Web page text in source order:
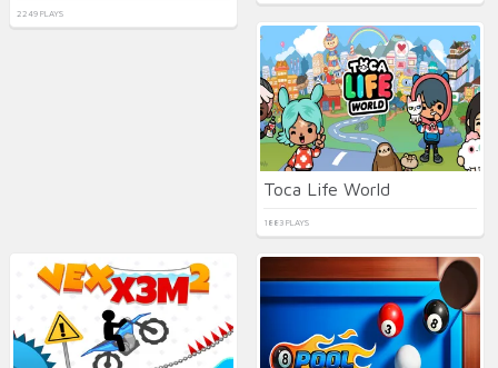
2249 PLAYS
Toca Life World
1883 PLAYS